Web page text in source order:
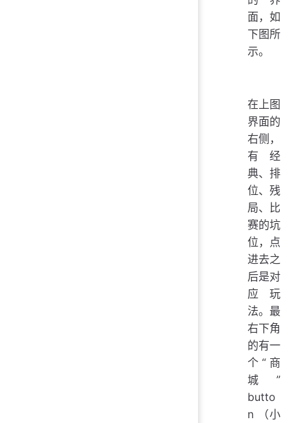
面，如
下图所
示。
在上图
界面的
右侧，
有经
典、排
位、残
局、比
赛的坑
位，点
进去之
后是对
应玩
法。最
右下角
的有一
个“商
城”
butto
n （小